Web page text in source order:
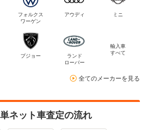
フォルクス
ワーゲン
アウディ ミニ
プジョー
ランド
ローバー
輸入車
すべて
全てのメーカーを見る
ネット車査定の流れ